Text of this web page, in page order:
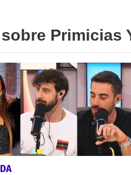
Primicias